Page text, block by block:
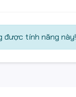
được tính năng này!